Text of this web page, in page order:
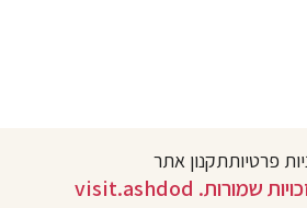
פרטיותתקנון אתר